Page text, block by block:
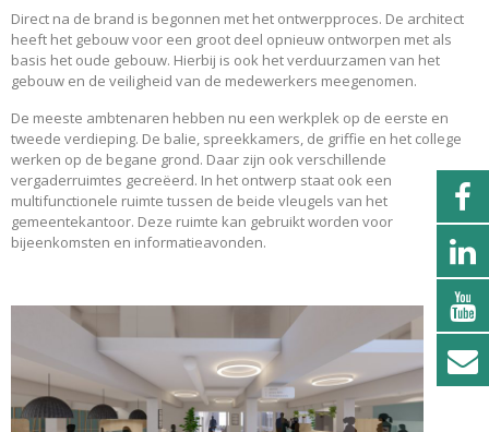
Direct na de brand is begonnen met het ontwerpproces. De architect
heeft het gebouw voor een groot deel opnieuw ontworpen met als
basis het oude gebouw. Hierbij is ook het verduurzamen van het
gebouw en de veiligheid van de medewerkers meegenomen.
De meeste ambtenaren hebben nu een werkplek op de eerste en
tweede verdieping. De balie, spreekkamers, de griffie en het college
werken op de begane grond. Daar zijn ook verschillende
vergaderruimtes gecreëerd. In het ontwerp staat ook een
multifunctionele ruimte tussen de beide vleugels van het
gemeentekantoor. Deze ruimte kan gebruikt worden voor
bijeenkomsten en informatieavonden.